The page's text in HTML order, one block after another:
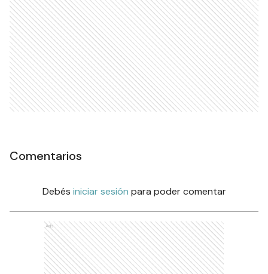
Comentarios
Debés iniciar sesión para poder comentar
Ads